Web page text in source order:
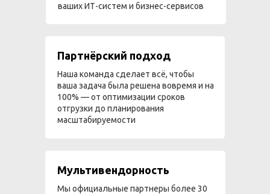
ваших ИТ-систем и бизнес-сервисов
Мультивендорность
Мы официальные партнеры более 30
Партнёрский подход
Наша команда сделает всё, чтобы
ваша задача была решена вовремя и на
100% — от оптимизации сроков
отгрузки до планирования
масштабируемости